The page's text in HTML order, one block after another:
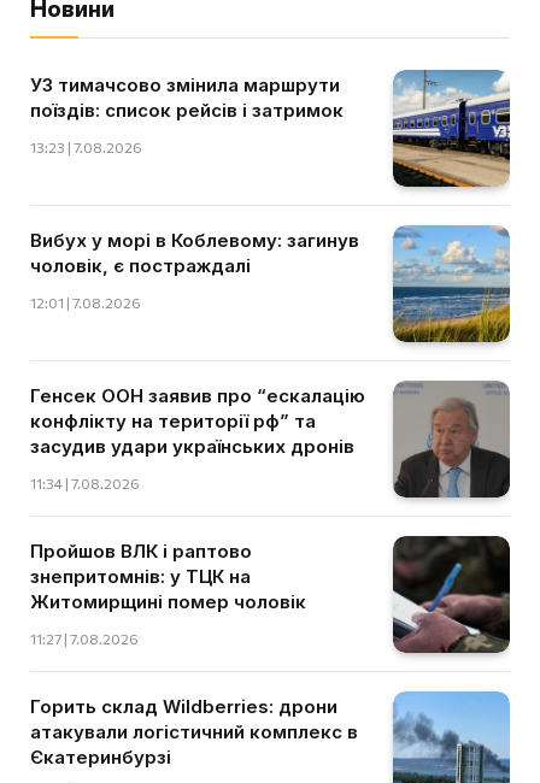
Новини
УЗ тимачсово змінила маршрути
поїздів: список рейсів і затримок
13:23 | 7.08.2026
Вибух у морі в Коблевому: загинув
чоловік, є постраждалі
12:01 | 7.08.2026
Генсек ООН заявив про “ескалацію
конфлікту на території рф” та
засудив удари українських дронів
11:34 | 7.08.2026
Пройшов ВЛК і раптово
знепритомнів: у ТЦК на
Житомирщині помер чоловік
11:27 | 7.08.2026
Горить склад Wildberries: дрони
атакували логістичний комплекс в
Єкатеринбурзі